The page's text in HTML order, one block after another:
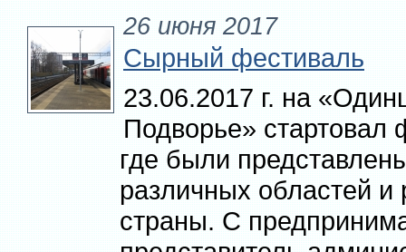
26 июня 2017
Сырный фестиваль
23.06.2017 г. на
Подворье» стартовал
где были
различных областей и
страны. С